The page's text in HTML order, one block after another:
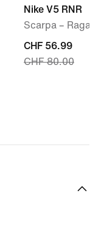
Nike V5 RNR
Scarpa –
current
price
CHF
CHF 56.99
CHF 80.00